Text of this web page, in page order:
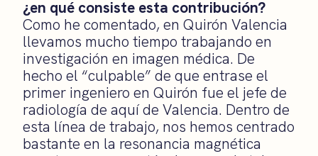
¿en qué consiste esta contribución?
Como he comentado, en Quirón Valencia
llevamos mucho tiempo trabajando en
investigación en imagen médica. De
hecho el “culpable” de que entrase el
primer ingeniero en Quirón fue el jefe de
radiología de aquí de Valencia. Dentro de
esta línea de trabajo, nos hemos centrado
bastante en la resonancia magnética